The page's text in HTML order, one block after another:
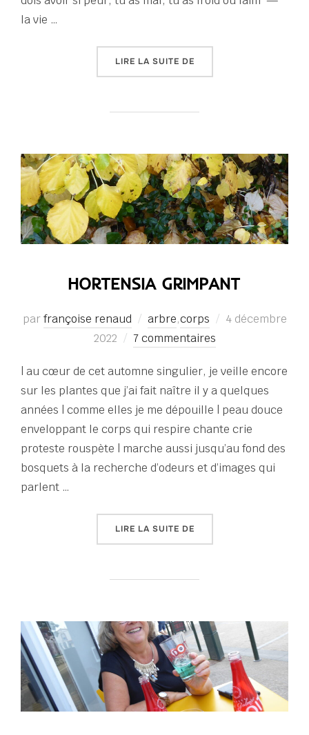
la vie …
LIRE LA SUITE DE« DE L’ÉTAT DU MONDE »
HORTENSIA GRIMPANT
parfrançoise renaud arbre,corps
Publié
4 décembre
2022
7 commentaires
| au cœur de cet automne singulier, je veille encore
sur les plantes que j’ai fait naître il y a quelques
années | comme elles je me dépouille | peau douce
enveloppant le corps qui respire chante crie
proteste rouspète | marche aussi jusqu’au fond des
bosquets à la recherche d’odeurs et d’images qui
parlent …
LIRE LA SUITE DE« HORTENSIA GRIMPANT